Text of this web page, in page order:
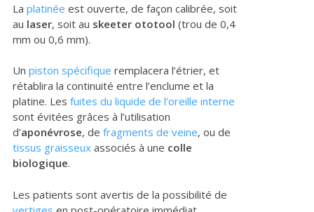
La platinée est ouverte, de façon calibrée, soit
au laser, soit au skeeter ototool (trou de 0,4
mm ou 0,6 mm).
Un piston spécifique remplacera l’étrier, et
rétablira la continuité entre l’enclume et la
platine. Les fuites du liquide de l’oreille interne
sont évitées grâces à l’utilisation
d’aponévrose, de fragments de veine, ou de
tissus graisseuxassociés à une colle
biologique.
Les patients sont avertis de la possibilité de